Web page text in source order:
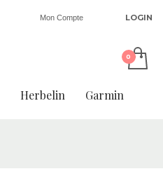
Mon Compte LOGIN
Herbelin
Garmin